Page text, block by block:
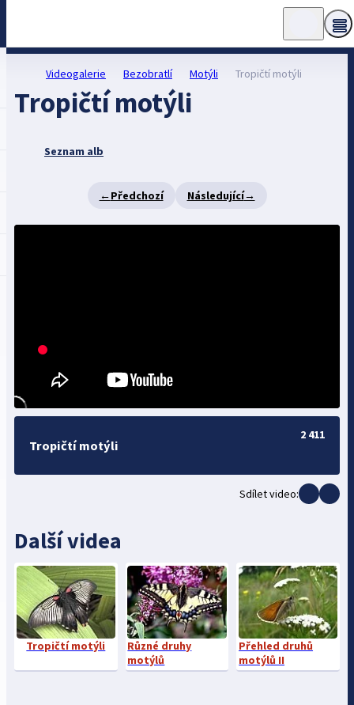
Videogalerie Bezobratlí Motýli Tropičtí motýli
Tropičtí motýli
Seznam alb
←Předchozí Následující→
Tropičtí motýli
2 411
Sdílet video:
Další videa
Tropičtí motýli
Různé druhy
motýlů
Přehled druhů
motýlů II